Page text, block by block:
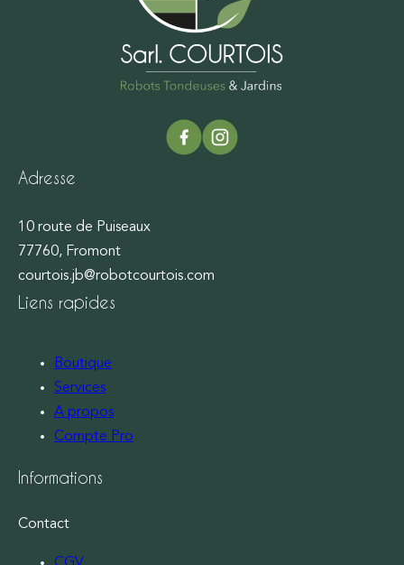
Adresse
10 route de Puiseaux
77760, Fromont
courtois.jb@robotcourtois.com
Liens rapides
Boutique
Services
A propos
Compte Pro
Informations
Contact